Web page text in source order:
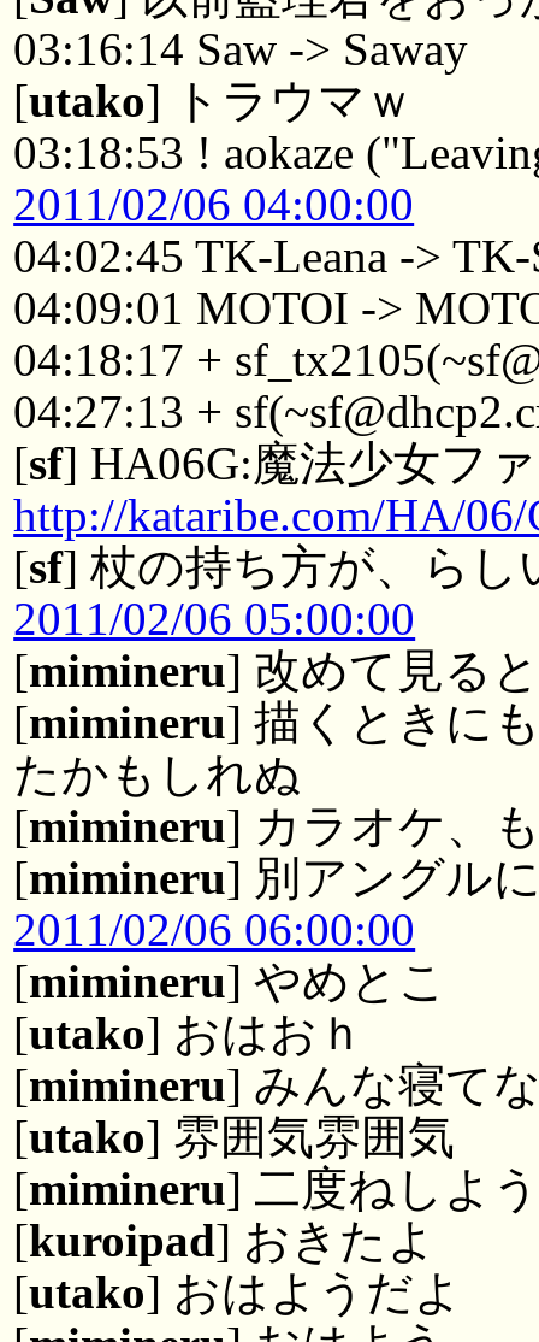
03:16:14 Saw -> Saway
[utako] トラウマｗ
03:18:53 ! aokaze
2011/02/06 04:00:00
04:02:45 TK-Leana -> TK-
04:09:01 MOTOI ->
04:18:17 +
04:27:13 +
[sf] HA06G:魔法少女フ
http://kataribe.com/HA/
[sf] 杖の持ち方が、らし
2011/02/06 05:00:00
[mimineru] 改めて見る
[mimineru] 描くときに
たかもしれぬ
[mimineru] カラオケ、
[mimineru] 別アングル
2011/02/06 06:00:00
[mimineru] やめとこ
[utako] おはおｈ
[mimineru] みんな寝て
[utako] 雰囲気雰囲気
[mimineru] 二度ねしよ
[kuroipad] おきたよ
[utako] おはようだよ